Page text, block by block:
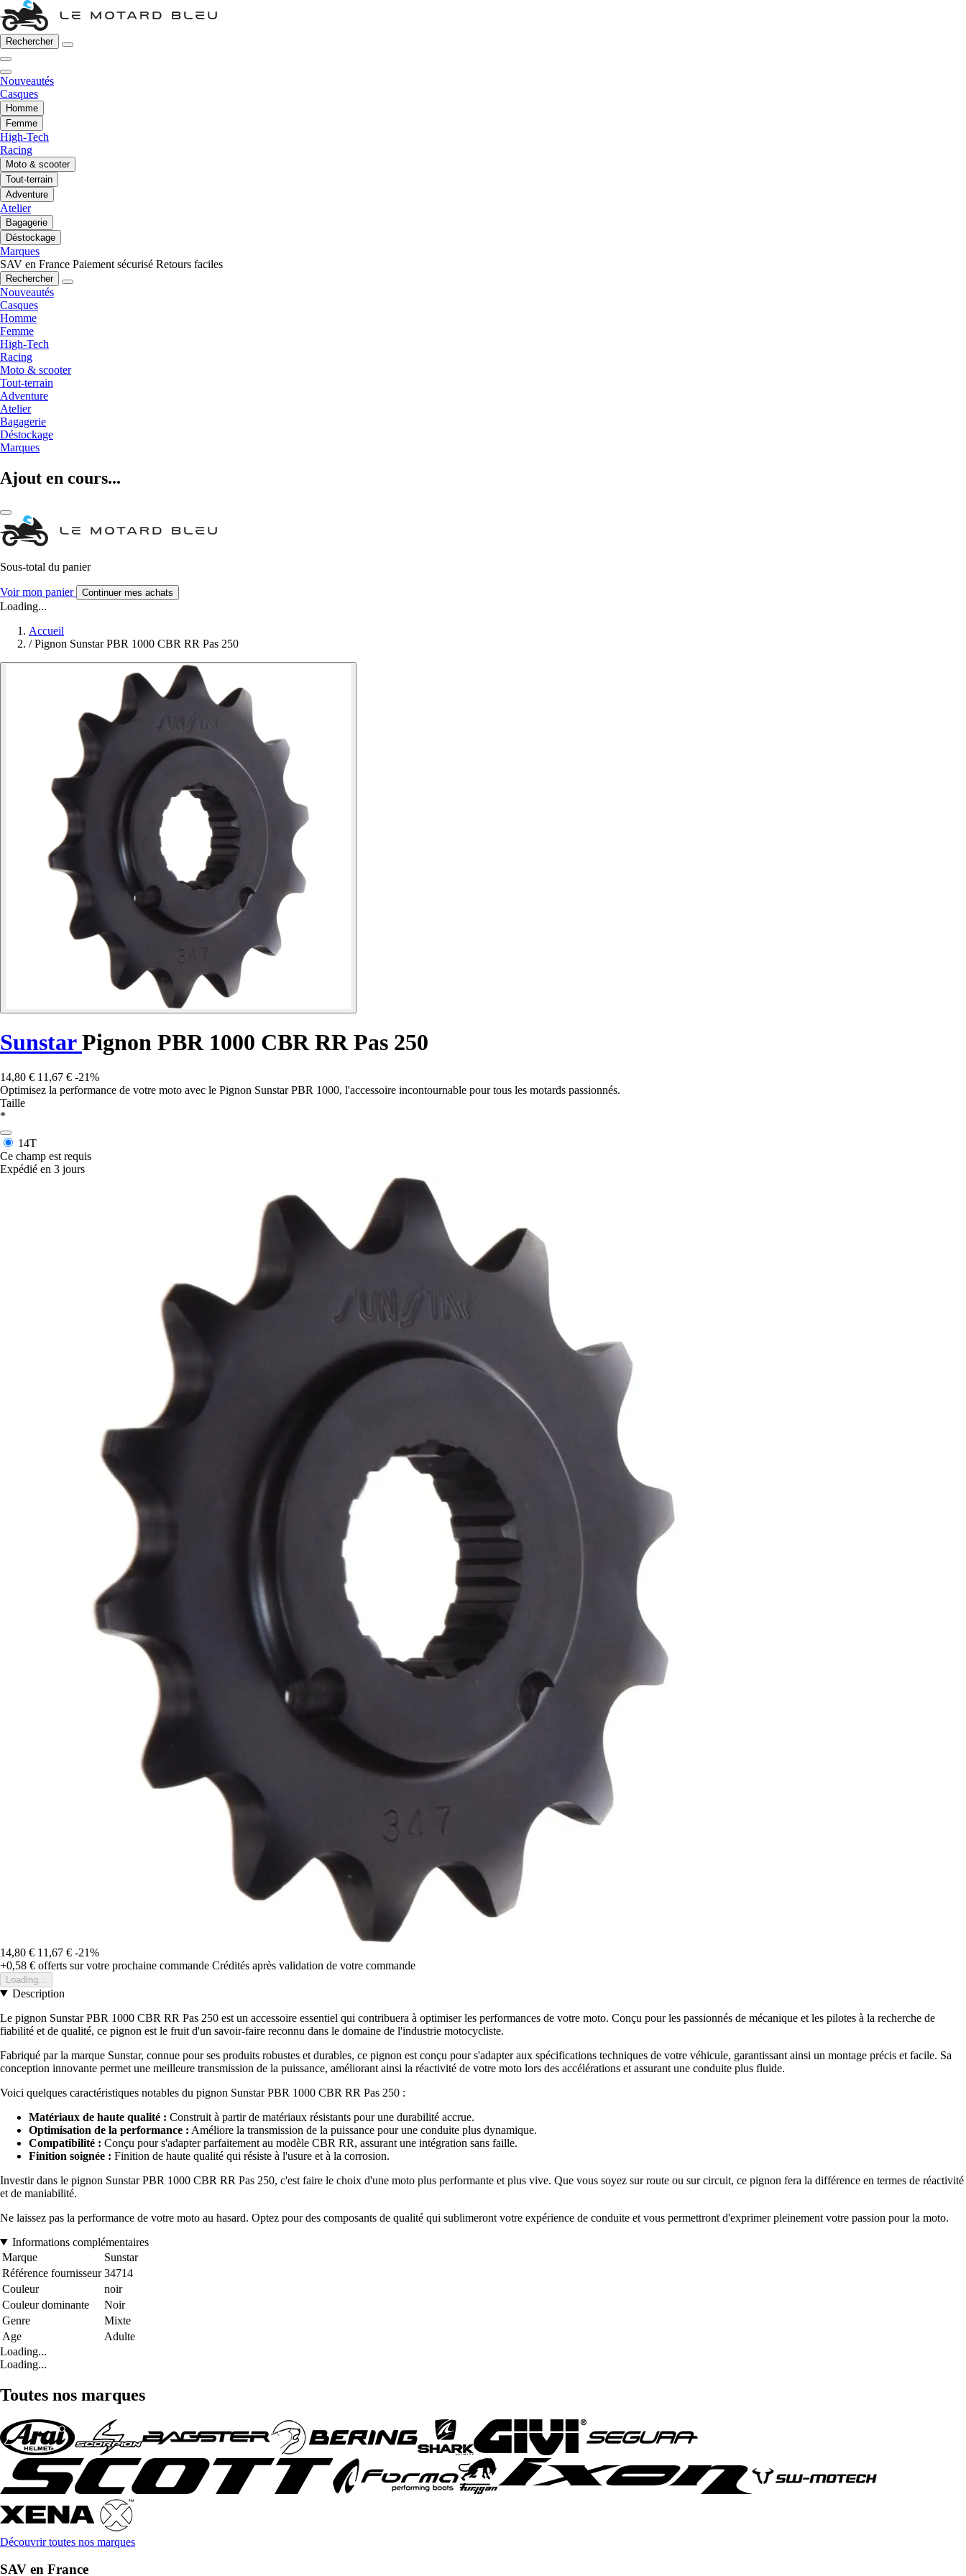
Rechercher
Nouveautés
Casques
Homme
Femme
High-Tech
Racing
Moto & scooter
Tout-terrain
Adventure
Atelier
Bagagerie
Déstockage
Marques
SAV en France Paiement sécurisé Retours faciles
Rechercher
Nouveautés
Casques
Homme
Femme
High-Tech
Racing
Moto & scooter
Tout-terrain
Adventure
Atelier
Bagagerie
Déstockage
Marques
Ajout en cours...
Sous-total du panier
Voir mon panier Continuer mes achats
Loading...
Accueil
/ Pignon Sunstar PBR 1000 CBR RR Pas 250
SunstarPignon PBR 1000 CBR RR Pas 250
14,80 € 11,67 € -21%
Optimisez la performance de votre moto avec le Pignon Sunstar PBR 1000, l'accessoire incontournable pour tous les motards passionnés.
Taille
*
14T
Ce champ est requis
Expédié en 3 jours
14,80 € 11,67 € -21%
+0,58 € offerts sur votre prochaine commande Crédités après validation de votre commande
Loading...
Description
Le pignon Sunstar PBR 1000 CBR RR Pas 250 est un accessoire essentiel qui contribuera à optimiser les performances de votre moto. Conçu pour les passionnés de mécanique et les pilotes à la recherche de
fiabilité et de qualité, ce pignon est le fruit d'un savoir-faire reconnu dans le domaine de l'industrie motocycliste.
Fabriqué par la marque Sunstar, connue pour ses produits robustes et durables, ce pignon est conçu pour s'adapter aux spécifications techniques de votre véhicule, garantissant ainsi un montage précis et facile. Sa
conception innovante permet une meilleure transmission de la puissance, améliorant ainsi la réactivité de votre moto lors des accélérations et assurant une conduite plus fluide.
Voici quelques caractéristiques notables du pignon Sunstar PBR 1000 CBR RR Pas 250 :
Matériaux de haute qualité : Construit à partir de matériaux résistants pour une durabilité accrue.
Optimisation de la performance : Améliore la transmission de la puissance pour une conduite plus dynamique.
Compatibilité : Conçu pour s'adapter parfaitement au modèle CBR RR, assurant une intégration sans faille.
Finition soignée : Finition de haute qualité qui résiste à l'usure et à la corrosion.
Investir dans le pignon Sunstar PBR 1000 CBR RR Pas 250, c'est faire le choix d'une moto plus performante et plus vive. Que vous soyez sur route ou sur circuit, ce pignon fera la différence en termes de réactivité
et de maniabilité.
Ne laissez pas la performance de votre moto au hasard. Optez pour des composants de qualité qui sublimeront votre expérience de conduite et vous permettront d'exprimer pleinement votre passion pour la moto.
Informations complémentaires
Marque
Sunstar
Référence fournisseur 34714
Couleur
noir
Couleur dominante
Noir
Genre
Mixte
Age
Adulte
Loading...
Loading...
Toutes nos marques
Découvrir toutes nos marques
SAV en France